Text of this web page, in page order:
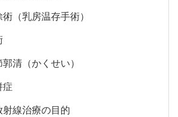
（乳房温存手術）
清（かくせい）
症
線治療の目的